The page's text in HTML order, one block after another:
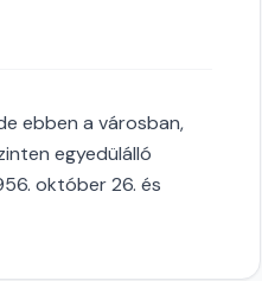
ebben a városban,
egyedülálló
október 26. és